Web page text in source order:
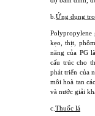
b. Ứng dụng
Polypropylene
kẹo, thịt,
năng của PG
cấu trúc cho
phát triển của
môi hoà tan
và nước giải
c. Thuốc lá